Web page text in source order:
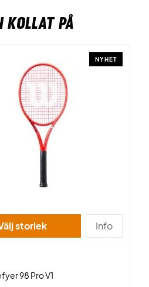
KOLLAT PÅ
NYHET
Välj storlek Info
98 Pro V1